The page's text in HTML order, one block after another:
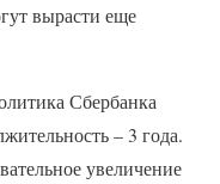
вырасти еще
Сбербанка
– 3 года.
увеличение